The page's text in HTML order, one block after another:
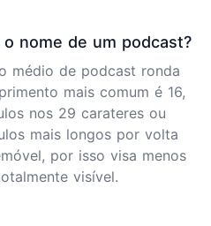
nome de um podcast?
médio de podcast ronda
mais comum é 16,
nos 29 carateres ou
mais longos por volta
por isso visa menos
visível.